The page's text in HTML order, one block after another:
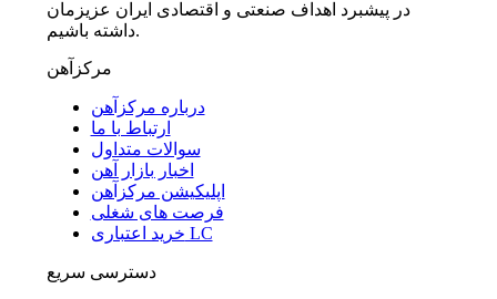
در پیشبرد اهداف صنعتی و اقتصادی ایران عزیزمان
داشته باشیم.
مرکزآهن
درباره مرکزآهن
ارتباط با ما
سوالات متداول
اخبار بازار آهن
اپلیکیشن مرکزآهن
فرصت های شغلی
خرید اعتباری LC
دسترسی سریع